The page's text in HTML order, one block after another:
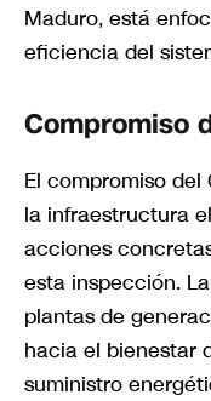
Maduro, está
eficiencia del
Compromiso
El compromiso
la infraestructura
acciones
esta inspección.
plantas de
hacia el bienestar
suministro